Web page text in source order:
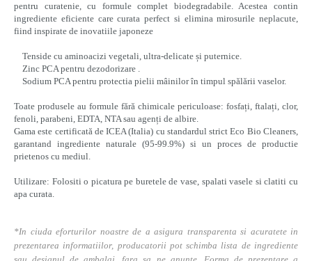
pentru curatenie, cu formule complet biodegradabile. Acestea contin
ingrediente eficiente care curata perfect si elimina mirosurile neplacute,
fiind inspirate de inovatiile japoneze
Tenside cu aminoacizi vegetali, ultra-delicate și puternice.
Zinc PCA pentru dezodorizare .
Sodium PCA pentru protectia pielii mâinilor în timpul spălării vaselor.
Toate produsele au formule fără chimicale periculoase: fosfați, ftalați, clor,
fenoli, parabeni, EDTA, NTA sau agenți de albire.
Gama este certificată de ICEA (Italia) cu standardul strict Eco Bio Cleaners,
garantand ingrediente naturale (95-99.9%) si un proces de productie
prietenos cu mediul.
Utilizare: Folositi o picatura pe buretele de vase, spalati vasele si clatiti cu
apa curata.
*In ciuda eforturilor noastre de a asigura transparenta si acuratete in
prezentarea informatiilor, producatorii pot schimba lista de ingrediente